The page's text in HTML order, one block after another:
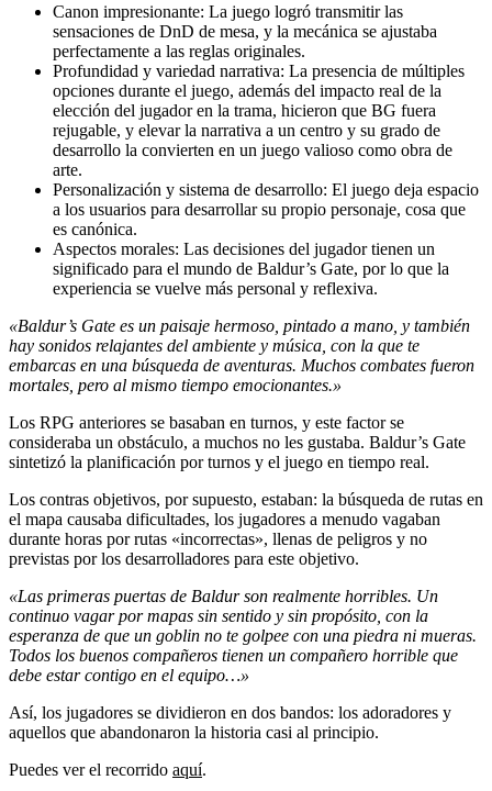
Canon impresionante: La juego logró transmitir las
sensaciones de DnD de mesa, y la mecánica se ajustaba
perfectamente a las reglas originales.
Profundidad y variedad narrativa: La presencia de múltiples
opciones durante el juego, además del impacto real de la
elección del jugador en la trama, hicieron que BG fuera
rejugable, y elevar la narrativa a un centro y su grado de
desarrollo la convierten en un juego valioso como obra de
arte.
Personalización y sistema de desarrollo: El juego deja espacio
a los usuarios para desarrollar su propio personaje, cosa que
es canónica.
Aspectos morales: Las decisiones del jugador tienen un
significado para el mundo de Baldur’s Gate, por lo que la
experiencia se vuelve más personal y reflexiva.
«Baldur’s Gate es un paisaje hermoso, pintado a mano, y también
hay sonidos relajantes del ambiente y música, con la que te
embarcas en una búsqueda de aventuras. Muchos combates fueron
mortales, pero al mismo tiempo emocionantes.»
Los RPG anteriores se basaban en turnos, y este factor se
consideraba un obstáculo, a muchos no les gustaba. Baldur’s Gate
sintetizó la planificación por turnos y el juego en tiempo real.
Los contras objetivos, por supuesto, estaban: la búsqueda de rutas en
el mapa causaba dificultades, los jugadores a menudo vagaban
durante horas por rutas «incorrectas», llenas de peligros y no
previstas por los desarrolladores para este objetivo.
«Las primeras puertas de Baldur son realmente horribles. Un
continuo vagar por mapas sin sentido y sin propósito, con la
esperanza de que un goblin no te golpee con una piedra ni mueras.
Todos los buenos compañeros tienen un compañero horrible que
debe estar contigo en el equipo…»
Así, los jugadores se dividieron en dos bandos: los adoradores y
aquellos que abandonaron la historia casi al principio.
Puedes ver el recorrido aquí.